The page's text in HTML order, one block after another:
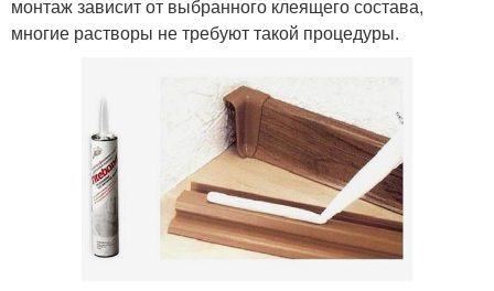
монтаж зависит от выбранного клеящего состава,
многие растворы не требуют такой процедуры.